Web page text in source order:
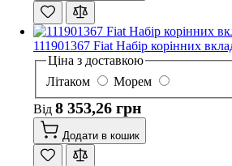
111901367 Fiat Набір корінних
Ціна з доставкою
Літаком
Морем
Від 8 353,26 грн
Додати в кошик